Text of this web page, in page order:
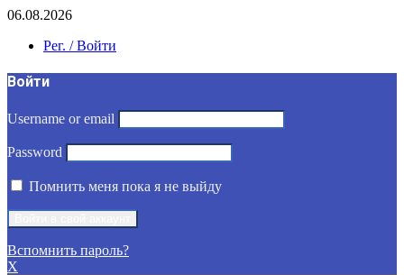
06.08.2026
Рег. / Войти
Войти
Username or email
Password
Помнить меня пока я не выйду
Вспомнить пароль?
X